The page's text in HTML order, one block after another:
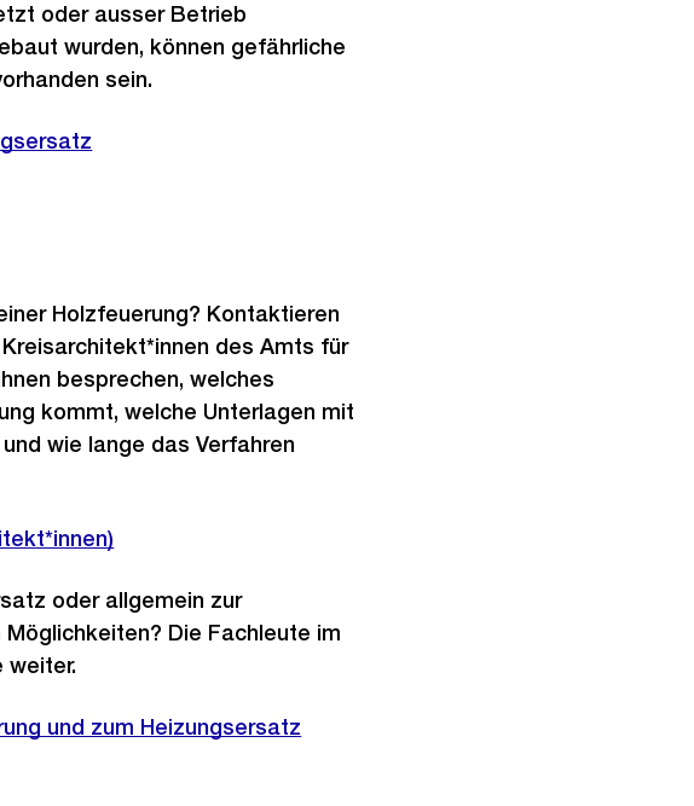
oder ausser Betrieb
wurden, können gefährliche
sein.
Holzfeuerung? Kontaktieren
des Amts für
besprechen, welches
kommt, welche Unterlagen mit
wie lange das Verfahren
oder allgemein zur
Die Fachleute im
weiter.
und zum Heizungsersatz